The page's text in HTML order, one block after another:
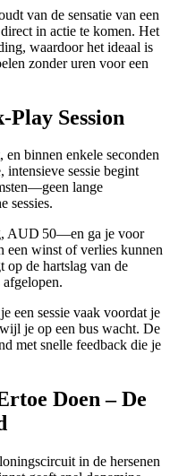
van de sensatie van een
in actie te komen. Het
waardoor het ideaal is
zonder uren voor een
Session
en binnen enkele seconden
intensieve sessie begint
lange
sessies.
AUD 50—en ga je voor
een winst of verlies kunnen
op de hartslag van de
een sessie vaak voordat je
je op een bus wacht. De
met snelle feedback die je
Doen – De
in de hersenen